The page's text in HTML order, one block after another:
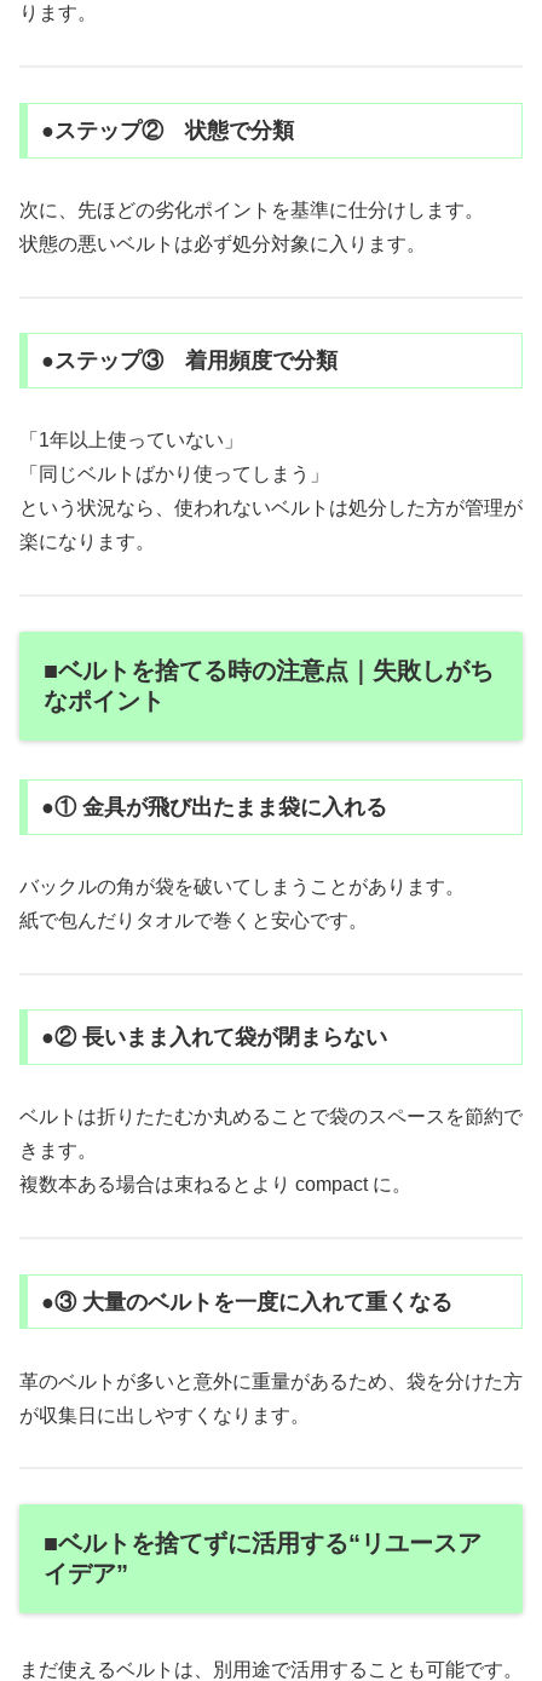
ります。
●ステップ② 状態で分類
次に、先ほどの劣化ポイントを基準に仕分けします。
状態の悪いベルトは必ず処分対象に入ります。
●ステップ③ 着用頻度で分類
「1年以上使っていない」
「同じベルトばかり使ってしまう」
という状況なら、使われないベルトは処分した方が管理が
楽になります。
■ベルトを捨てる時の注意点｜失敗しがち
なポイント
●① 金具が飛び出たまま袋に入れる
バックルの角が袋を破いてしまうことがあります。
紙で包んだりタオルで巻くと安心です。
●② 長いまま入れて袋が閉まらない
ベルトは折りたたむか丸めることで袋のスペースを節約で
きます。
複数本ある場合は束ねるとより compact に。
●③ 大量のベルトを一度に入れて重くなる
革のベルトが多いと意外に重量があるため、袋を分けた方
が収集日に出しやすくなります。
■ベルトを捨てずに活用する“リユースア
イデア”
まだ使えるベルトは、別用途で活用することも可能です。